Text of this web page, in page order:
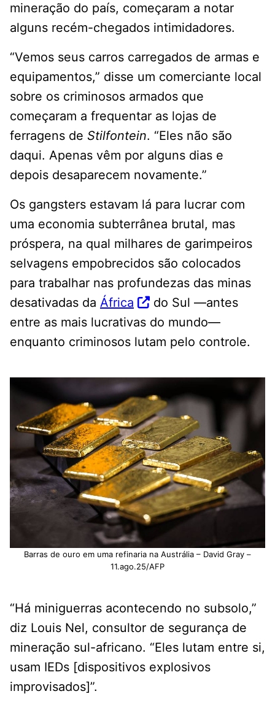
mineração do país, começaram a notar
alguns recém-chegados intimidadores.
“Vemos seus carros carregados de armas e
equipamentos,” disse um comerciante local
sobre os criminosos armados que
começaram a frequentar as lojas de
ferragens de Stilfontein. “Eles não são
daqui. Apenas vêm por alguns dias e
depois desaparecem novamente.”
Os gangsters estavam lá para lucrar com
uma economia subterrânea brutal, mas
próspera, na qual milhares de garimpeiros
selvagens empobrecidos são colocados
para trabalhar nas profundezas das minas
desativadas da África
do Sul —antes
entre as mais lucrativas do mundo—
enquanto criminosos lutam pelo controle.
Barras de ouro em uma refinaria na Austrália – David Gray –
11.ago.25/AFP
“Há miniguerras acontecendo no subsolo,”
diz Louis Nel, consultor de segurança de
mineração sul-africano. “Eles lutam entre si,
usam IEDs [dispositivos explosivos
improvisados]”.